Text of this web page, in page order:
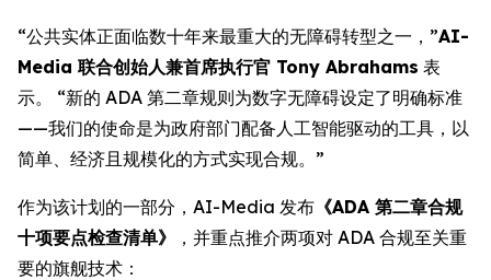
“公共实体正面临数十年来最重大的无障碍转型之一，”AI-
Media 联合创始人兼首席执行官 Tony Abrahams 表
示。 “新的 ADA 第二章规则为数字无障碍设定了明确标准
——我们的使命是为政府部门配备人工智能驱动的工具，以
简单、经济且规模化的方式实现合规。”
作为该计划的一部分，AI-Media 发布 《ADA 第二章合规
十项要点检查清单》
，并重点推介两项对 ADA 合规至关重
要的旗舰技术：